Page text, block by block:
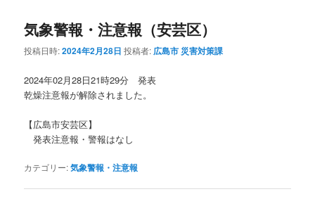
気象警報・注意報（安芸区）
投稿日時:2024年2月28日 投稿者: 広島市 災害対策課
2024年02月28日21時29分 発表
乾燥注意報が解除されました。
【広島市安芸区】
発表注意報・警報はなし
カテゴリー:気象警報・注意報